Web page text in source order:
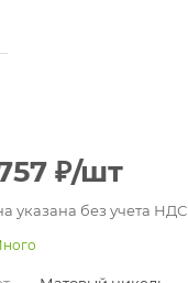
₽/шт
указана без учета НДС